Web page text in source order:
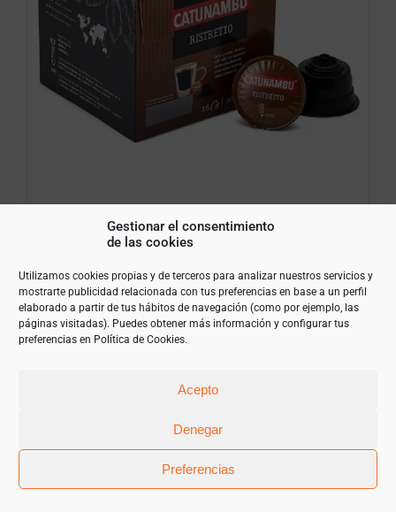
Gestionar el consentimiento
de las cookies
Utilizamos cookies propias y de terceros para analizar nuestros servicios y
mostrarte publicidad relacionada con tus preferencias en base a un perfil
elaborado a partir de tus hábitos de navegación (como por ejemplo, las
páginas visitadas). Puedes obtener más información y configurar tus
preferencias en Política de Cookies.
Acepto
Denegar
Preferencias
16 unidades
15,99€ (IVA Incluido)
cantidad
Añadir a mi lista de la